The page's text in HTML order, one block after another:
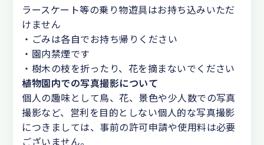
ラースケート等の乗り物遊具はお持ち込みいただ
けません
・ごみは各自でお持ち帰りください
・園内禁煙です
・樹木の枝を折ったり、花を摘まないでください
植物園内での写真撮影について
個人の趣味として鳥、花、景色や少人数での写真
撮影など、営利を目的としない個人的な写真撮影
につきましては、事前の許可申請や使用料は必要
ございません。